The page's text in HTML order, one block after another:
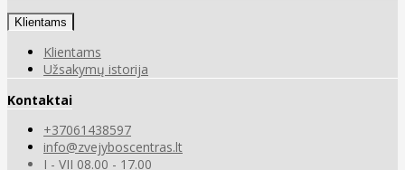
Klientams
Klientams
Užsakymų istorija
Kontaktai
+37061438597
info@zvejyboscentras.lt
I - VII 08.00 - 17.00